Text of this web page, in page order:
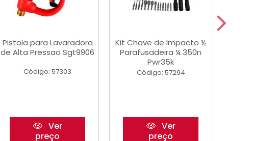
Pistola para Lavaradora
de Alta Pressao Sgt9906
Código: 57303
Ver
preço
Kit Chave de Impacto ½
Parafusadeira ¼ 350n
Pwr35k
Código: 57294
Ver
preço